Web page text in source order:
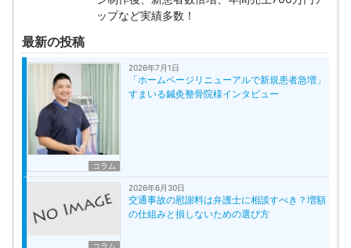
ップなど実績多数！
最新の投稿
コラム
2026年7月1日
「ホームページリニューアルで新規患者急増」
すまいる鍼灸整骨院様インタビュー
コラム
2026年6月30日
交通事故の慰謝料は弁護士に相談すべき？増額
の仕組みと損しないための選び方